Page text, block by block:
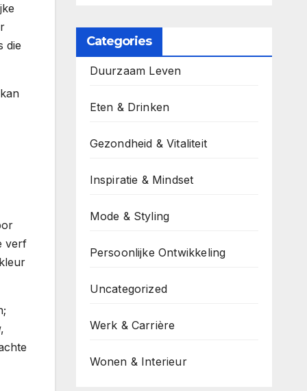
die
verf
Categories
Duurzaam Leven
Eten & Drinken
Gezondheid & Vitaliteit
Inspiratie & Mindset
Mode & Styling
Persoonlijke Ontwikkeling
Uncategorized
Werk & Carrière
Wonen & Interieur